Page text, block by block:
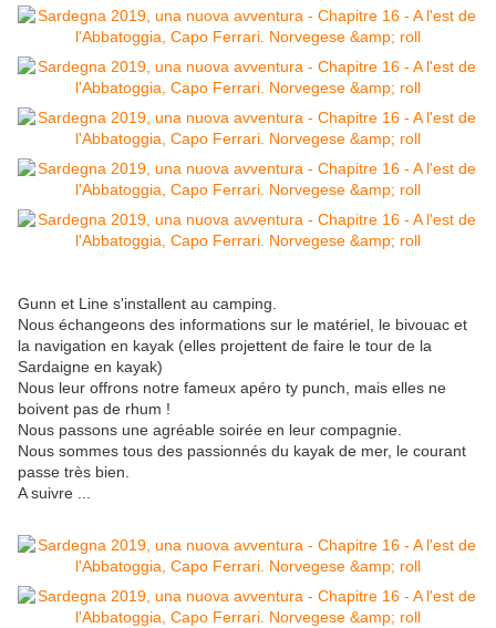
Gunn et Line s'installent au camping.
Nous échangeons des informations sur le matériel, le bivouac et
la navigation en kayak (elles projettent de faire le tour de la
Sardaigne en kayak)
Nous leur offrons notre fameux apéro ty punch, mais elles ne
boivent pas de rhum !
Nous passons une agréable soirée en leur compagnie.
Nous sommes tous des passionnés du kayak de mer, le courant
passe très bien.
A suivre ...